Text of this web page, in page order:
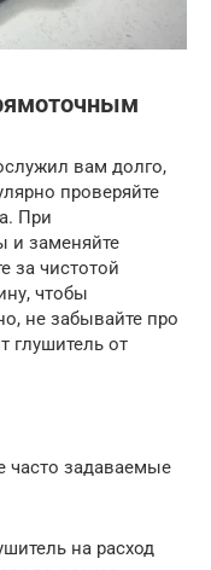
вам долго,
проверяйте
При
и заменяйте
за чистотой
чтобы
не забывайте про
глушитель от
часто задаваемые
на расход